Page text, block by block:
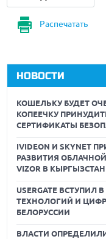
Распечатать
НОВОСТИ
КОШЕЛЬКУ БУДЕТ
КОПЕЕЧКУ
СЕРТИФИКАТЫ
IVIDEON И SKYNET
РАЗВИТИЯ
VIZOR В
USERGATE
ТЕХНОЛОГИЙ И
БЕЛОРУССИИ
ВЛАСТИ